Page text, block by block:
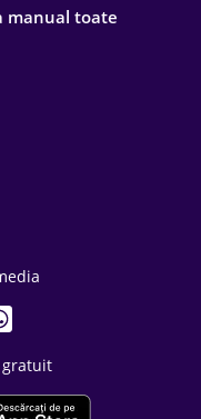
manual toate
gratuit